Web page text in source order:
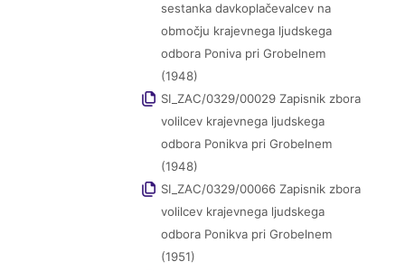
sestanka davkoplačevalcev na
območju krajevnega ljudskega
odbora Poniva pri Grobelnem
(1948)
SI_ZAC/0329/00029 Zapisnik zbora
volilcev krajevnega ljudskega
odbora Ponikva pri Grobelnem
(1948)
SI_ZAC/0329/00066 Zapisnik zbora
volilcev krajevnega ljudskega
odbora Ponikva pri Grobelnem
(1951)